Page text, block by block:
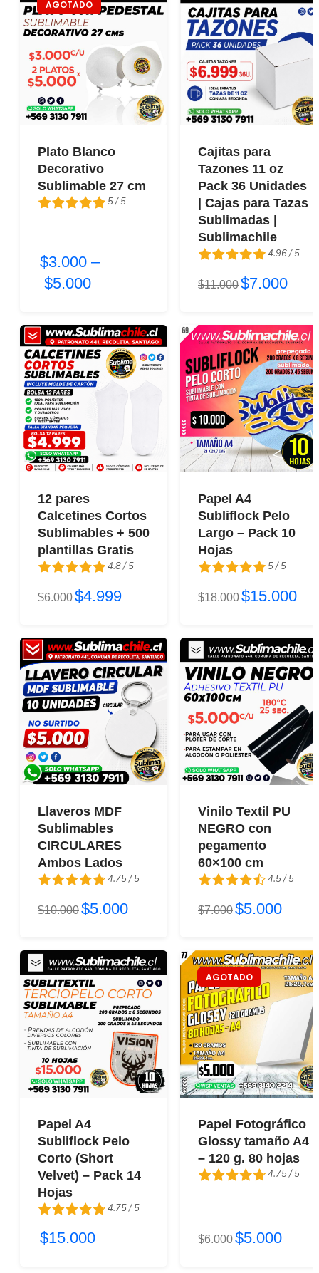
AGOTADO
Plato Blanco
Decorativo
Sublimable 27 cm
5 / 5
$3.000 –
$5.000
Cajitas para
Tazones 11 oz
Pack 36 Unidades
| Cajas para Tazas
Sublimadas |
Sublimachile
4.96 / 5
4.96 / 5
$11.000$7.000
12 pares
Calcetines Cortos
Sublimables + 500
plantillas Gratis
4.8 / 5
4.8 / 5
$6.000$4.999
Papel A4
Subliflock Pelo
Largo – Pack 10
Hojas
5 / 5
5 / 5
$18.000$15.000
Llaveros MDF
Sublimables
CIRCULARES
Ambos Lados
4.75 / 5
4.75 / 5
$10.000$5.000
Vinilo Textil PU
NEGRO con
pegamento
60×100 cm
4.5 / 5
4.5 / 5
$7.000$5.000
Papel A4
Subliflock Pelo
Corto (Short
Velvet) – Pack 14
Hojas
4.75 / 5
4.75 / 5
$15.000
AGOTADO
Papel Fotográfico
Glossy tamaño A4
– 120 g. 80 hojas
4.75 / 5
$6.000$5.000